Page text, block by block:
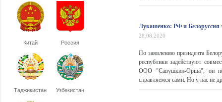
Китай Россия
Таджикистан Узбекистан
Лукашенко: РФ и Белоруссия
28.08.2020
По заявлению президента
республики задействуют
ООО "Савушкин-Орша", он
справляемся сами. Но у нас не